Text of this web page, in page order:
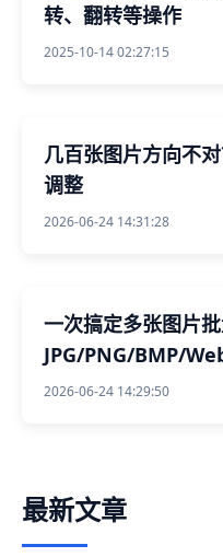
转、翻转等操作
2025-10-14 02:27:15
几百张图片方向不
调整
2026-06-24 14:31:28
一次搞定多张图片
JPG/PNG/BMP/
2026-06-24 14:29:50
最新文章